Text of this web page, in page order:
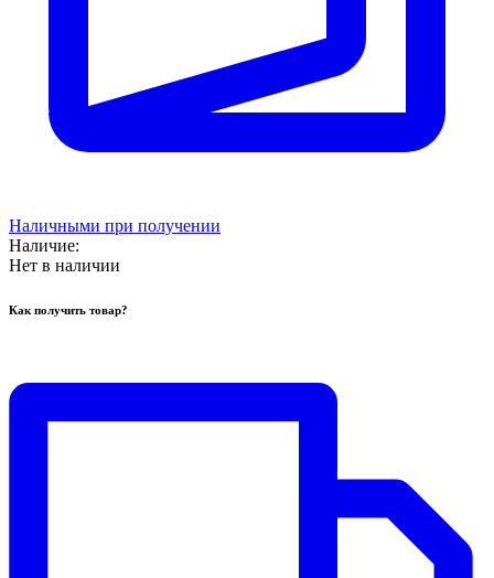
Наличными при получении
Наличие:
Нет в наличии
Как получить товар?